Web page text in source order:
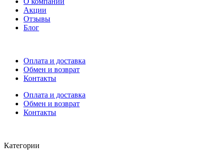
Акции
Отзывы
Блог
Оплата и доставка
Обмен и возврат
Контакты
Оплата и доставка
Обмен и возврат
Контакты
Категории